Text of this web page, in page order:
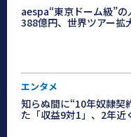
aespa“東京ドーム級”
388億円、世界ツアー拡
エンタメ
知らぬ間に“10年奴隷
た「収益9対1」、2年近